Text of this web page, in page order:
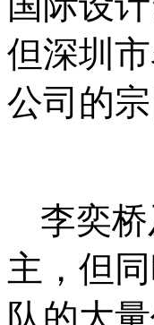
但深圳
公司的
李奕
主，但